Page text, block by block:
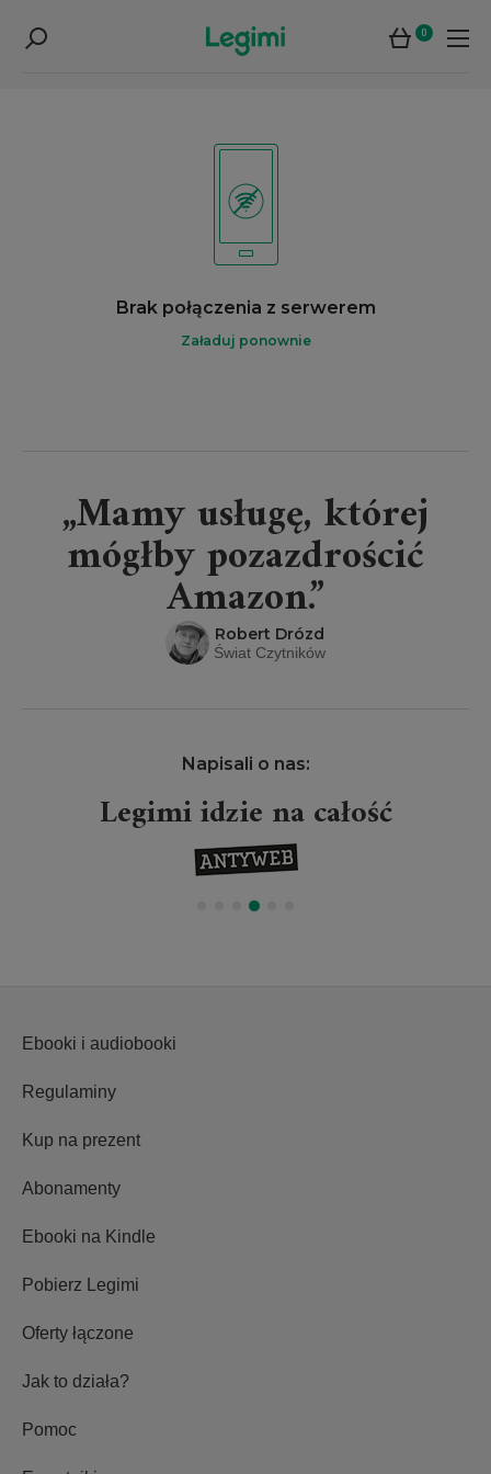
0
Brak połączenia z serwerem
Załaduj ponownie
„Mamy usługę, której
mógłby pozazdrościć
Amazon.”
Robert Drózd
Świat Czytników
Napisali o nas:
Legimi idzie na całość
Ebooki i audiobooki
Regulaminy
Kup na prezent
Abonamenty
Ebooki na Kindle
Pobierz Legimi
Oferty łączone
Jak to działa?
Pomoc